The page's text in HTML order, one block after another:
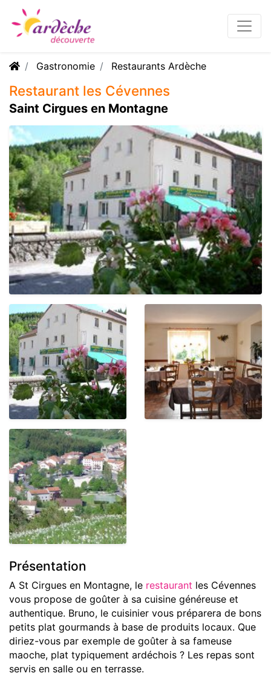
Gastronomie Restaurants Ardèche
Restaurant les Cévennes
Saint Cirgues en Montagne
Présentation
A St Cirgues en Montagne, le restaurant les Cévennes
vous propose de goûter à sa cuisine généreuse et
authentique. Bruno, le cuisinier vous préparera de bons
petits plat gourmands à base de produits locaux. Que
diriez-vous par exemple de goûter à sa fameuse
maoche, plat typiquement ardéchois ? Les repas sont
servis en salle ou en terrasse.